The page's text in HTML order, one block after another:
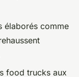
élaborés comme
food trucks aux